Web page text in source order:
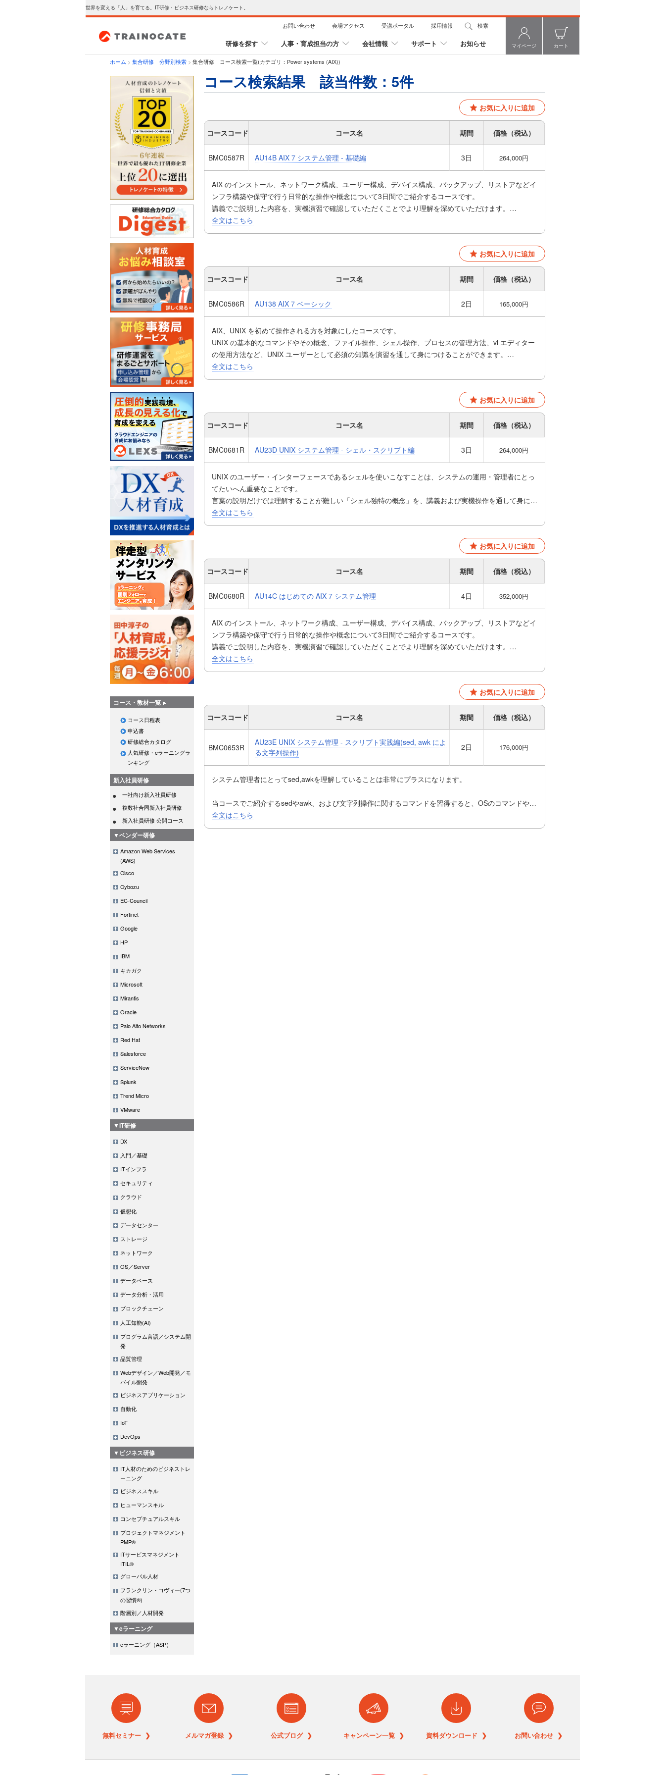
世界を変える「人」を育てる。IT研修・ビジネス研修ならトレノケート。
お問い合わせ 会場アクセス 受講ポータル 採用情報 検索
研修を探す 人事・育成担当の方 会社情報 サポート お知らせ マイページ カート
ホーム > 集合研修 分野別検索 > 集合研修 コース検索一覧(カテゴリ：Power systems (AIX))
コース・教材一覧
コース日程表
申込書
研修総合カタログ
人気研修・eラーニングラ
ンキング
新入社員研修
一社向け新入社員研修
複数社合同新入社員研修
新入社員研修 公開コース
▼ベンダー研修
Amazon Web Services
(AWS)
Cisco
Cybozu
EC-Council
Fortinet
Google
HP
IBM
キカガク
Microsoft
Mirantis
Oracle
Palo Alto Networks
Red Hat
Salesforce
ServiceNow
Splunk
Trend Micro
VMware
▼IT研修
DX
入門／基礎
ITインフラ
セキュリティ
クラウド
仮想化
データセンター
ストレージ
ネットワーク
OS／Server
データベース
データ分析・活用
ブロックチェーン
人工知能(AI)
プログラム言語／システム開
発
品質管理
Webデザイン／Web開発／モ
バイル開発
ビジネスアプリケーション
自動化
IoT
DevOps
▼ビジネス研修
IT人材のためのビジネストレ
ーニング
ビジネススキル
ヒューマンスキル
コンセプチュアルスキル
プロジェクトマネジメント
PMP®
ITサービスマネジメント
ITIL®
グローバル人材
フランクリン・コヴィー(7つ
の習慣®)
階層別／人材開発
▼eラーニング
eラーニング（ASP）
コース検索結果 該当件数： 5件
お気に入りに追加
コースコード コース名 期間 価格（税込）
BMC0587R AU14B AIX 7 システム管理 - 基礎編 3日 264,000円
AIX のインストール、ネットワーク構成、ユーザー構成、デバイス構成、バックアップ、リストアなどイ
ンフラ構築や保守で行う日常的な操作や概念について3日間でご紹介するコースです。
講義でご説明した内容を、実機演習で確認していただくことでより理解を深めていただけます。
これからAIX 管理者になられる方には必須の内容です。
全文はこちら
お気に入りに追加
コースコード コース名 期間 価格（税込）
BMC0586R AU138 AIX 7 ベーシック 2日 165,000円
AIX、UNIX を初めて操作される方を対象にしたコースです。
UNIX の基本的なコマンドやその概念、ファイル操作、シェル操作、プロセスの管理方法、vi エディター
の使用方法など、UNIX ユーザーとして必須の知識を演習を通して身につけることができます。
◆お客様の声
・社内の研修ではリモートでの接続のみで、実機を触る機会がなかったので貴重な機会をいただけたと思
・経験のあるプロフェショナルな先生が教えてくれるところが非常にいいです。
・事前にシェルスクリプトを他のテキストを読みながら作成していたので既に知っている情報もあった
が、今回の講義を受けてそれ以外の作業を簡略化させることのできる操作方法など目からうろこな知識を
得ることが出来たので満足している。
・AIX/UNIXに関する知識が全く無い状態でしたが、どのようなものか概要を理解し基本操作ができるよ
うになりました。
・リモートでの参加でしたが、こちらにも声をかけていただけてとても質問しやすい雰囲気を作ってくだ
さいました。クラスルームと変わらない気持ちで受講できました。
全文はこちら
お気に入りに追加
コースコード コース名 期間 価格（税込）
BMC0681R AU23D UNIX システム管理 - シェル・スクリプト編 3日 264,000円
UNIX のユーザー・インターフェースであるシェルを使いこなすことは、システムの運用・管理者にとっ
てたいへん重要なことです。
言葉の説明だけでは理解することが難しい「シェル独特の概念」を、講義および実機操作を通して身につ
けていただけるコースです。
コースの特徴として、演習を多くご用意していますので、実際に手を動かして納得しながら知識を定着さ
・AIXを初めて操作するLinuxユーザーの方にはAIXの操作をご説明いたします
・sed、awkについては「UNIX システム管理 - スクリプト実践編(sed, awk による文字列操作)」AU23E
コースで取り扱います
全文はこちら
お気に入りに追加
コースコード コース名 期間 価格（税込）
BMC0680R AU14C はじめての AIX 7 システム管理 4日 352,000円
AIX のインストール、ネットワーク構成、ユーザー構成、デバイス構成、バックアップ、リストアなどイ
ンフラ構築や保守で行う日常的な操作や概念について3日間でご紹介するコースです。
講義でご説明した内容を、実機演習で確認していただくことでより理解を深めていただけます。
これからAIX 管理者になられる方には必須の内容です。
全文はこちら
お気に入りに追加
コースコード コース名 期間 価格（税込）
BMC0653R
AU23E UNIX システム管理 - スクリプト実践編(sed, awk によ
る文字列操作)
2日 176,000円
システム管理者にとってsed,awkを理解していることは非常にプラスになります。
当コースでご紹介するsedやawk、および文字列操作に関するコマンドを習得すると、OSのコマンドやメ
ッセージから任意の情報を抜き出し加工することができるようになります。
その知識はシステム運用に役立つシェル・スクリプトを作成する際や、OSのスクリプトを解読する際に
全文はこちら
無料セミナー ❯ メルマガ登録 ❯ 公式ブログ ❯ キャンペーン一覧 ❯ 資料ダウンロード ❯ お問い合わせ ❯